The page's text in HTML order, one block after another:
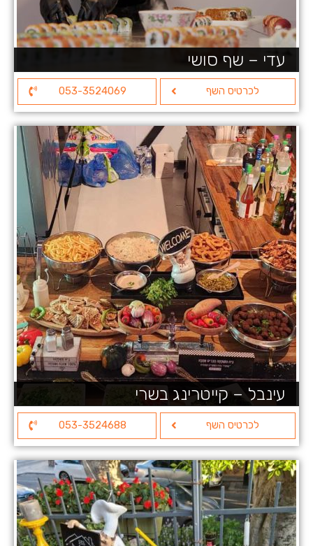
עדי – שף סושי
לכרטיס השף 053-3524069
עינבל – קייטרינג בשרי
לכרטיס השף 053-3524688